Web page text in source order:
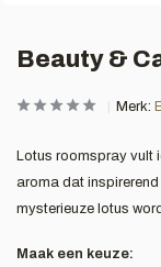
Beauty &
Merk:
Lotus roomspray vult
aroma dat
mysterieuze lotus
Maak een keuze: